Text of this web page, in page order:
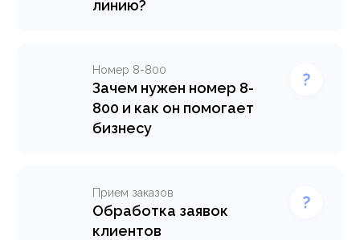
линию?
Номер 8-800
Зачем нужен номер 8-
800 и как он помогает
бизнесу
Прием заказов
Обработка заявок
клиентов